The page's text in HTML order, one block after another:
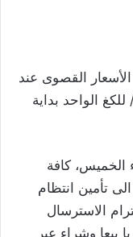
القصوى عند
الدجاج الحيّ بـ 5300 مليم/ للكغ الواحد بداية
الخميس، كافة
تأمين انتظام
الاسترسال
بيعا وشراء عبر